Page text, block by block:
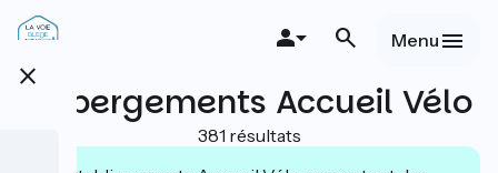
Aller
au
principal
close
Menu
Hébergements Accueil Vélo
381 résultats